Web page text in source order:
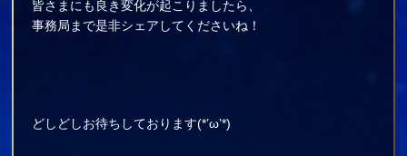
皆さまにも良き変化が起こりましたら、
事務局まで是非シェアしてくださいね！
どしどしお待ちしております(*’ω’*)